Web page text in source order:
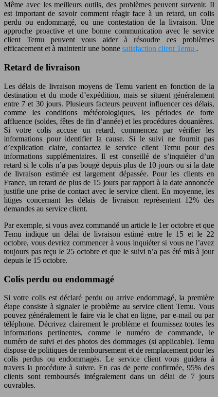
Même avec les meilleurs outils, des problèmes peuvent survenir. Il
est important de savoir comment réagir face à un retard, un colis
perdu ou endommagé, ou une contestation de la livraison. Une
approche proactive et une bonne communication avec le service
client Temu peuvent vous aider à résoudre ces problèmes
efficacement et à maintenir une bonne satisfaction client Temu .
Retard de livraison
Les délais de livraison moyens de Temu varient en fonction de la
destination et du mode d’expédition, mais se situent généralement
entre 7 et 30 jours. Plusieurs facteurs peuvent influencer ces délais,
comme les conditions météorologiques, les périodes de forte
affluence (soldes, fêtes de fin d’année) et les procédures douanières.
Si votre colis accuse un retard, commencez par vérifier les
informations pour identifier la cause. Si le suivi ne fournit pas
d’explication claire, contactez le service client Temu pour des
informations supplémentaires. Il est conseillé de s’inquiéter d’un
retard si le colis n’a pas bougé depuis plus de 10 jours ou si la date
de livraison estimée est largement dépassée. Pour les clients en
France, un retard de plus de 15 jours par rapport à la date annoncée
justifie une prise de contact avec le service client. En moyenne, les
litiges concernant les délais de livraison représentent 12% des
demandes au service client.
Par exemple, si vous avez commandé un article le 1er octobre et que
Temu indique un délai de livraison estimé entre le 15 et le 22
octobre, vous devriez commencer à vous inquiéter si vous ne l’avez
toujours pas reçu le 25 octobre et que le suivi n’a pas été mis à jour
depuis le 15 octobre.
Colis perdu ou endommagé
Si votre colis est déclaré perdu ou arrive endommagé, la première
étape consiste à signaler le problème au service client Temu. Vous
pouvez généralement le faire via le chat en ligne, par e-mail ou par
téléphone. Décrivez clairement le problème et fournissez toutes les
informations pertinentes, comme le numéro de commande, le
numéro de suivi et des photos des dommages (si applicable). Temu
dispose de politiques de remboursement et de remplacement pour les
colis perdus ou endommagés. Le service client vous guidera à
travers la procédure à suivre. En cas de perte confirmée, 95% des
clients sont remboursés intégralement dans un délai de 7 jours
ouvrables.